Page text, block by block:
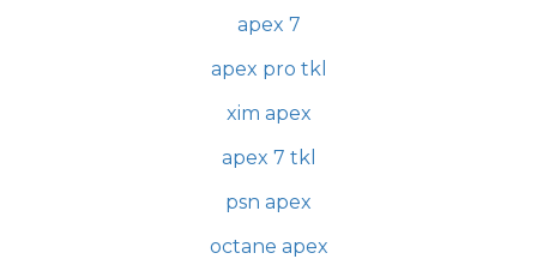
apex 7
apex pro tkl
xim apex
apex 7 tkl
psn apex
octane apex